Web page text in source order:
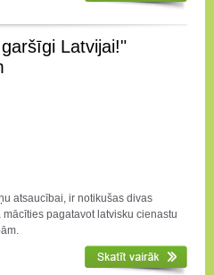
Latvijai!"
atsaucībai, ir notikušas divas
pagatavot latvisku cienastu